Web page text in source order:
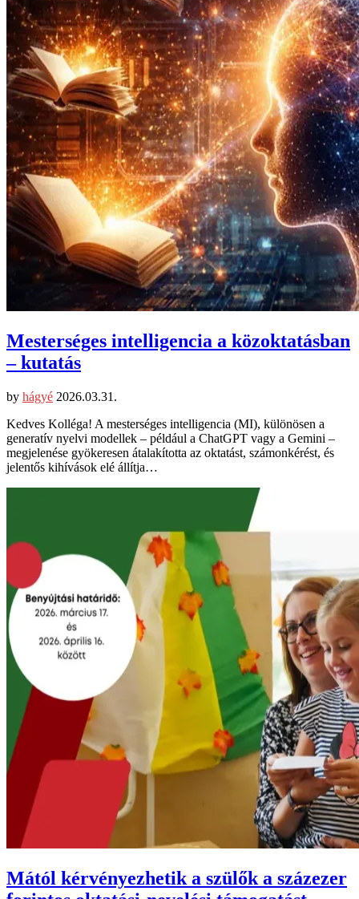
Mesterséges intelligencia a közoktatásban
– kutatás
by hágyé 2026.03.31.
Kedves Kolléga! A mesterséges intelligencia (MI), különösen a
generatív nyelvi modellek – például a ChatGPT vagy a Gemini –
megjelenése gyökeresen átalakította az oktatást, számonkérést, és
jelentős kihívások elé állítja…
Mától kérvényezhetik a szülők a százezer